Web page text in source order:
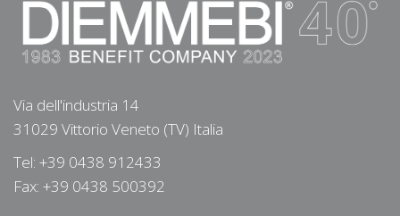
Via dell'industria 14
31029 Vittorio Veneto (TV) Italia
Tel: +39 0438 912433
Fax: +39 0438 500392